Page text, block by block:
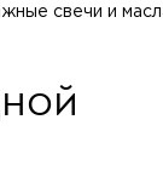
свечи и